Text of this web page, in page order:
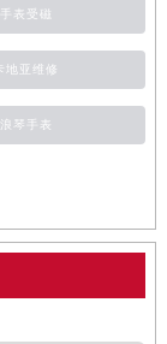
手表受磁
地亚维修
浪琴手表